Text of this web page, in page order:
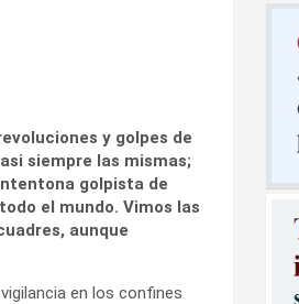
y golpes de
siempre las mismas;
golpista de
el mundo. Vimos las
aunque
en los confines